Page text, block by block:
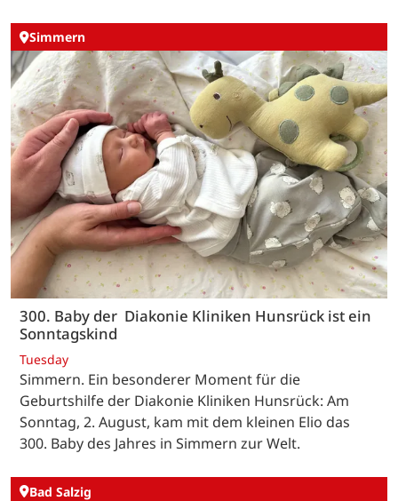
Simmern
300. Baby der Diakonie Kliniken Hunsrück ist ein
Sonntagskind
Tuesday
Simmern. Ein besonderer Moment für die
Geburtshilfe der Diakonie Kliniken Hunsrück: Am
Sonntag, 2. August, kam mit dem kleinen Elio das
300. Baby des Jahres in Simmern zur Welt.
Bad Salzig